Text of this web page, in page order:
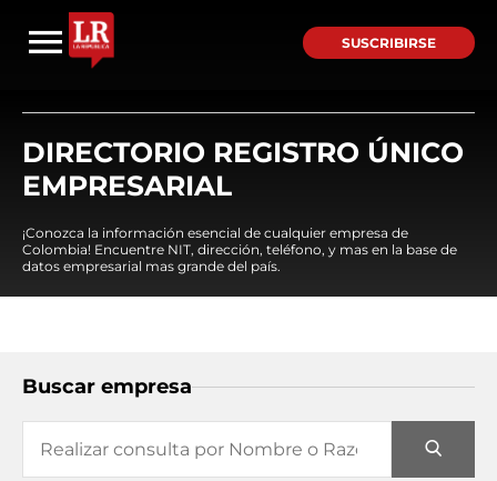
SUSCRIBIRSE
DIRECTORIO REGISTRO ÚNICO
EMPRESARIAL
¡Conozca la información esencial de cualquier empresa de
Colombia! Encuentre NIT, dirección, teléfono, y mas en la base de
datos empresarial mas grande del país.
Buscar empresa